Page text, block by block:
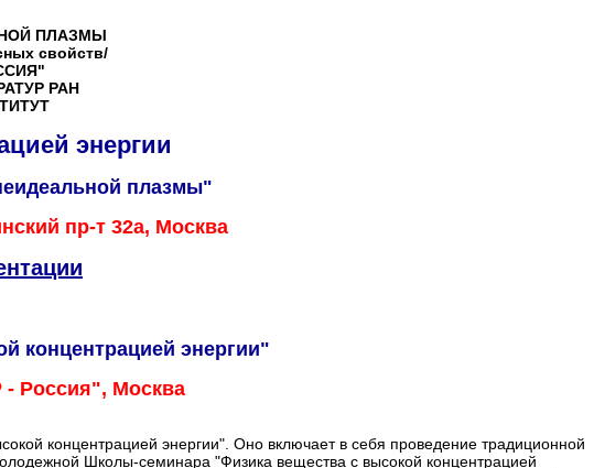
ПЛАЗМЫ
свойств/
РАН
энергии
плазмы"
пр-т 32а, Москва
концентрацией энергии"
Россия", Москва
концентрацией энергии". Оно включает в себя проведение традиционной
Школы-семинара "Физика вещества с высокой концентрацией